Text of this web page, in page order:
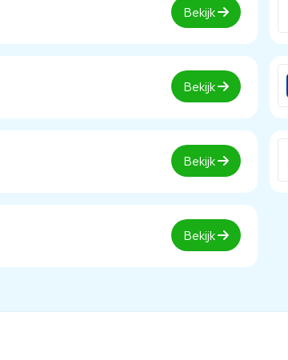
Bekijk
Bekijk
Bekijk
Bekijk